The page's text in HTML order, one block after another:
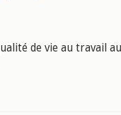
de vie au travail